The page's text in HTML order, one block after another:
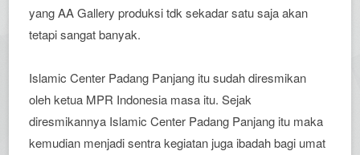
yang AA Gallery produksi tdk sekadar satu saja akan
tetapi sangat banyak.
Islamic Center Padang Panjang itu sudah diresmikan
oleh ketua MPR Indonesia masa itu. Sejak
diresmikannya Islamic Center Padang Panjang itu maka
kemudian menjadi sentra kegiatan juga ibadah bagi umat